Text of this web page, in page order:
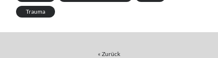
Trauma
« Zurück